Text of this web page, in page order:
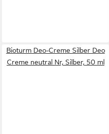
Bioturm Deo-Creme Silber Deo
Creme neutral Nr, Silber, 50 ml